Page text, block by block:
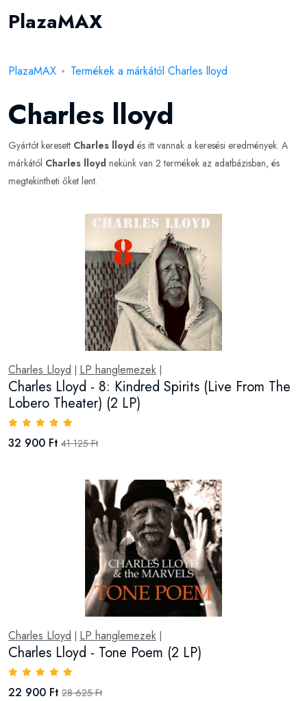
PlazaMAX
PlazaMAX Termékek a márkától Charles lloyd
Charles lloyd
Gyártót keresett Charles lloyd és itt vannak a keresési eredmények. A
márkától Charles lloyd nekünk van 2 termékek az adatbázisban, és
megtekintheti őket lent.
Charles Lloyd LP hanglemezek
Charles Lloyd - 8: Kindred Spirits (Live From The
Lobero Theater) (2 LP)
32 900 Ft 41 125 Ft
Charles Lloyd LP hanglemezek
Charles Lloyd - Tone Poem (2 LP)
22 900 Ft 28 625 Ft